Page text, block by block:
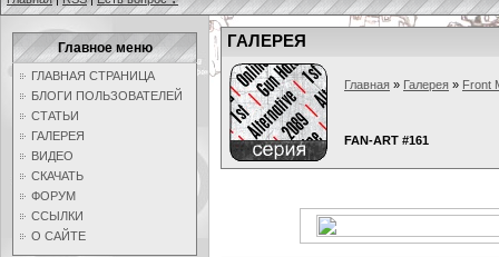
Главное меню
ГЛАВНАЯ СТРАНИЦА
БЛОГИ ПОЛЬЗОВАТЕЛЕЙ
СТАТЬИ
ГАЛЕРЕЯ
ВИДЕО
СКАЧАТЬ
ФОРУМ
ССЫЛКИ
О САЙТЕ
ГАЛЕРЕЯ
Главная » Галерея » Front
FAN-ART #161